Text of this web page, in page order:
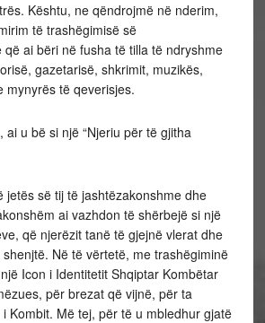
Kështu, ne qëndrojmë në nderim,
të trashëgimisë së
që ai bëri në fusha të tilla të ndryshme
gazetarisë, shkrimit, muzikës,
mynyrës të qeverisjes.
ai u bë si një “Njeriu për të gjitha
jetës së tij të jashtëzakonshme dhe
ai vazhdon të shërbejë si një
që njerëzit tanë të gjejnë vlerat dhe
Në të vërtetë, me trashëgiminë
Icon i Identitetit Shqiptar Kombëtar
për brezat që vijnë, për ta
Kombit. Më tej, për të u mbledhur gjatë